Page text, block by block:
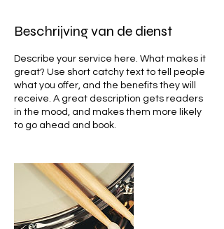
Beschrijving van de dienst
Describe your service here. What makes it
great? Use short catchy text to tell people
what you offer, and the benefits they will
receive. A great description gets readers
in the mood, and makes them more likely
to go ahead and book.